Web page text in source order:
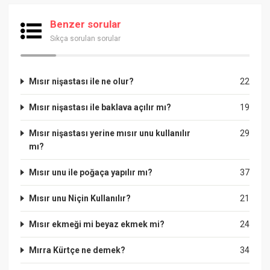
Benzer sorular
Sıkça sorulan sorular
22
Mısır nişastası ile ne olur?
19
Mısır nişastası ile baklava açılır mı?
29
Mısır nişastası yerine mısır unu kullanılır
mı?
37
Mısır unu ile poğaça yapılır mı?
21
Mısır unu Niçin Kullanılır?
24
Mısır ekmeği mi beyaz ekmek mi?
34
Mırra Kürtçe ne demek?